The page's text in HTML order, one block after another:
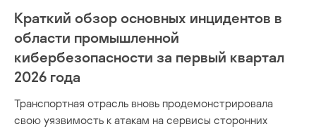
Краткий обзор основных инцидентов в
области промышленной
кибербезопасности за первый квартал
2026 года
Транспортная отрасль вновь продемонстрировала
свою уязвимость к атакам на сервисы сторонних